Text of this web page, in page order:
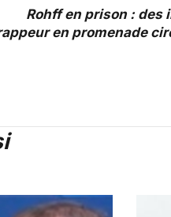
Rohff en prison : des
en promenade